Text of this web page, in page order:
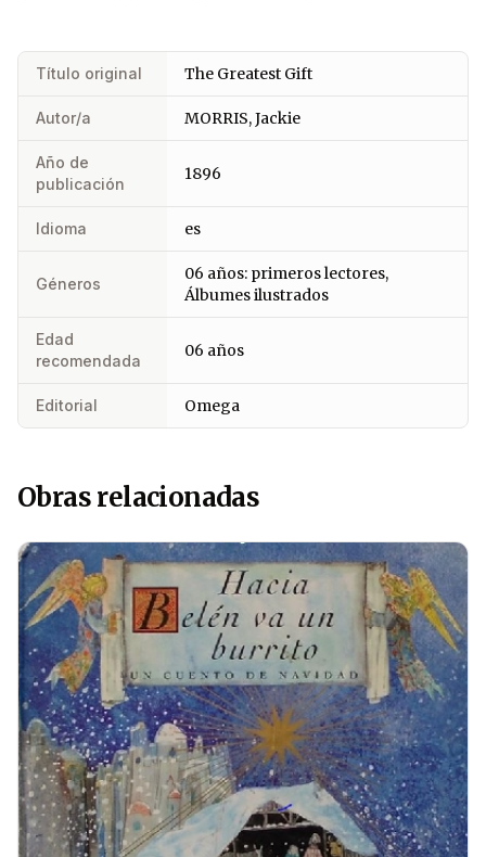
Título original The Greatest Gift
Autor/a MORRIS, Jackie
Año de
publicación
1896
Idioma es
Géneros
06 años: primeros lectores,
Álbumes ilustrados
Edad
recomendada
06 años
Editorial Omega
Obras relacionadas